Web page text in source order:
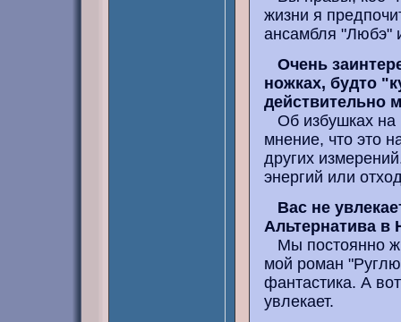
жизни я
ансамбля "Любэ"
Очень
ножках, будто
действительно
Об избушках на
мнение, что это
других
энергий или
Вас не
Альтернатива
Мы постоянно
мой роман
фантастика. А
увлекает.